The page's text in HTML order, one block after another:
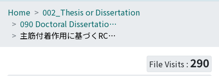
Home
Communities
Home
002_Thesis or Dissertation
090 Doctoral Dissertation (Philosophy (Engineering))
主筋付着作用に基づくRC梁のせん断抵抗機構のモデル化に関する研究
File Visits : 290